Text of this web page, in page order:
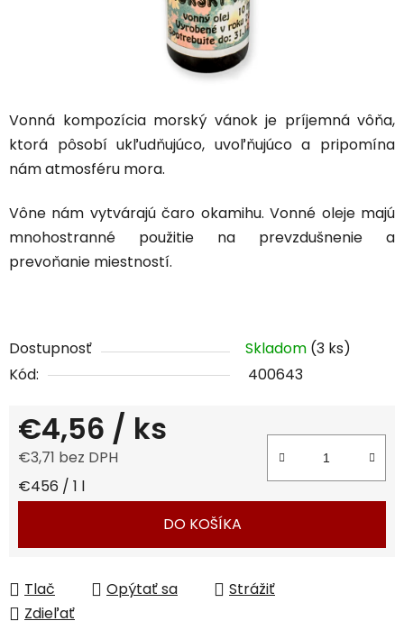
Vonná kompozícia morský vánok je príjemná vôňa,
ktorá pôsobí ukľudňujúco, uvoľňujúco a pripomína
nám atmosféru mora.
Vône nám vytvárajú čaro okamihu. Vonné oleje majú
mnohostranné použitie na prevzdušnenie a
prevoňanie miestností.
Dostupnosť Skladom (3 ks)
Kód:
400643
€4,56 / ks
€3,71 bez DPH
Jednotková cena:
€456 / 1 l
DO KOŠÍKA
Tlač Opýtať sa
Strážiť
Zdieľať